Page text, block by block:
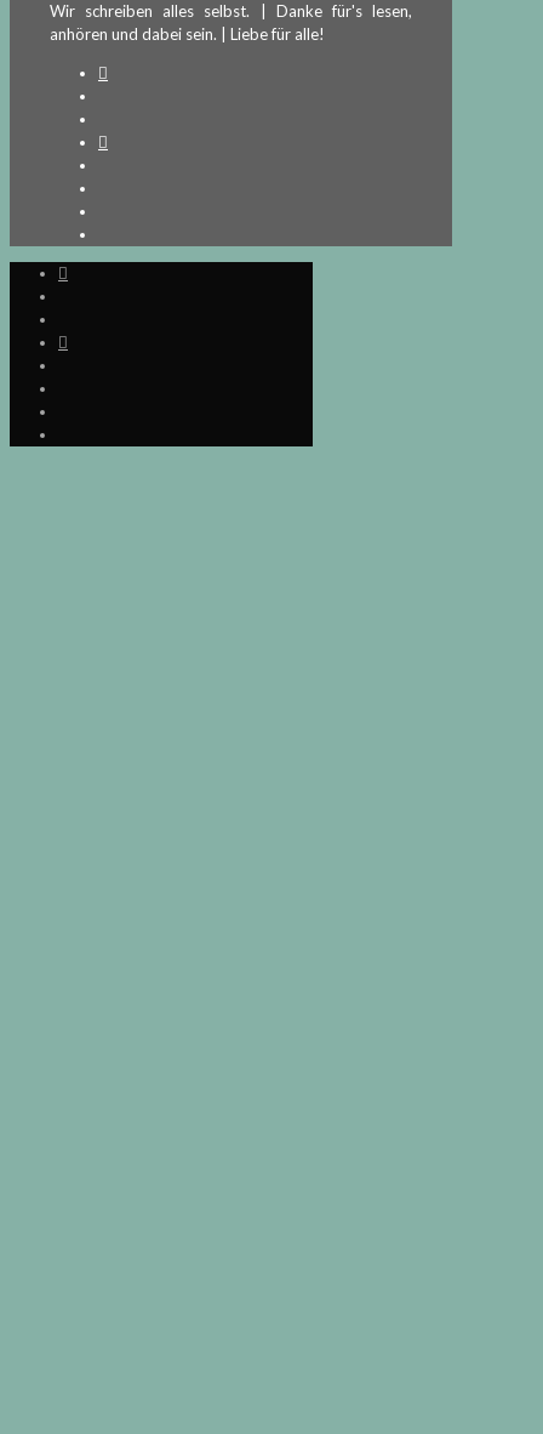
Wir schreiben alles selbst. | Danke für's lesen,
anhören und dabei sein. | Liebe für alle!